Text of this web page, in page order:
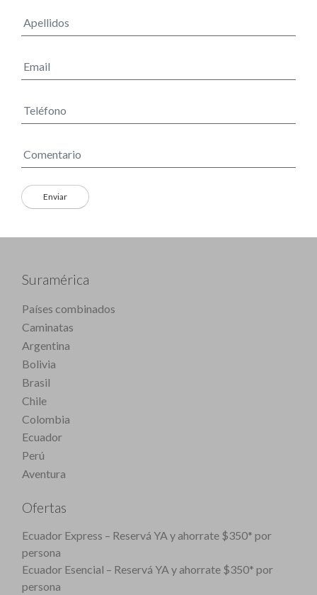
Suramérica
Países combinados
Caminatas
Argentina
Bolivia
Brasil
Chile
Colombia
Ecuador
Perú
Aventura
Ofertas
Ecuador Express – Reservá YA y ahorrate $350* por
persona
Ecuador Esencial – Reservá YA y ahorrate $350* por
persona